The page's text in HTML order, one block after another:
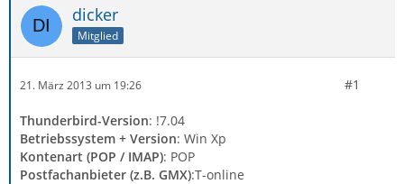
dicker
Mitglied
21. März 2013 um 19:26 #1
Thunderbird-Version: !7.04
Betriebssystem + Version: Win Xp
Kontenart (POP / IMAP): POP
Postfachanbieter (z.B. GMX):T-online